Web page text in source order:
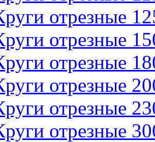
отрезные
отрезные
отрезные
отрезные
отрезные
отрезные